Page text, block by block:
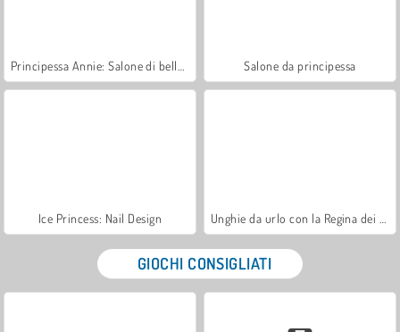
Salone da principessa
Ice Princess: Nail Design
GIOCHI CONSIGLIATI